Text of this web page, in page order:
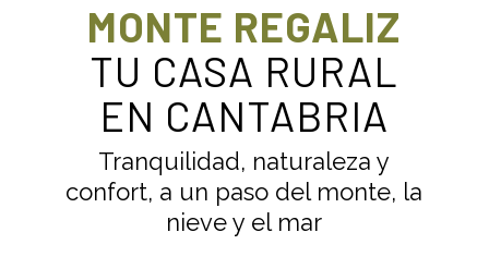
MONTE REGALIZ
TU CASA RURAL
EN CANTABRIA
Tranquilidad, naturaleza y
confort, a un paso del monte, la
nieve y el mar